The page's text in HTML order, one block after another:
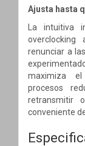
Ajusta hasta
La intuitiva
renunciar a
maximiza
procesos
retransmitir
conveniente